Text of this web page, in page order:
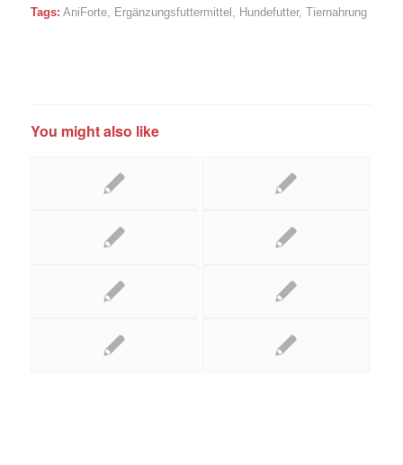
Tags: AniForte, Ergänzungsfuttermittel Hundefutter, Tiernahrung
You might also like